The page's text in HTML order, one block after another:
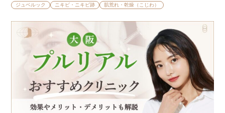
ジュベルック ニキビ・ニキビ跡 肌荒れ・乾燥（こじわ）